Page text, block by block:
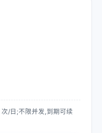
/日;不限并发,到期可续